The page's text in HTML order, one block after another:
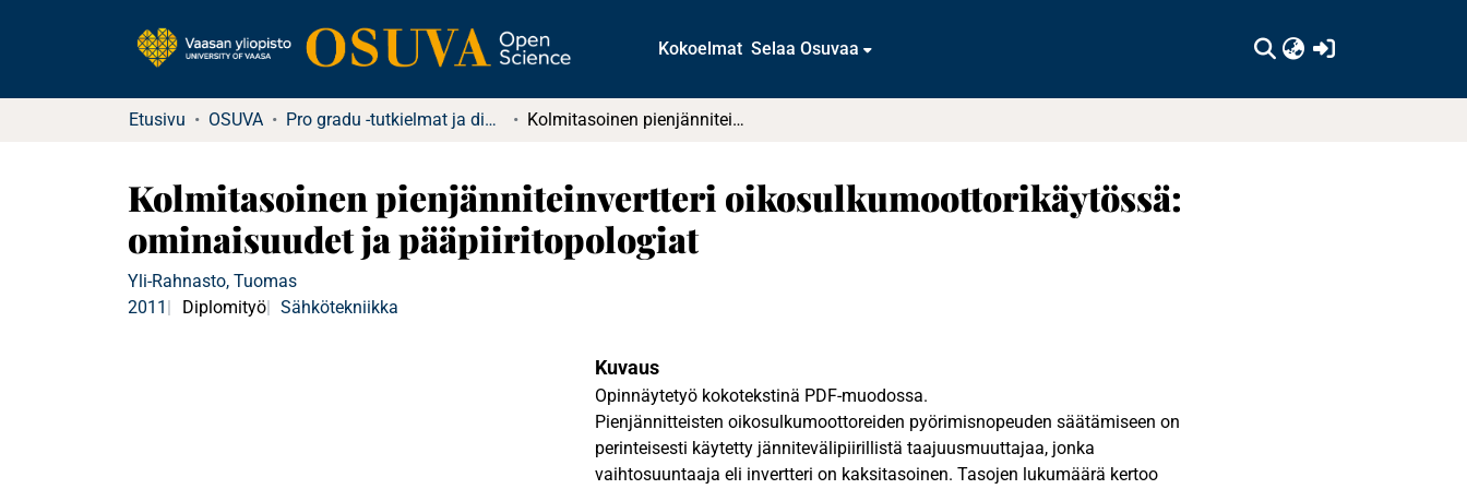
Kokoelmat Selaa Osuvaa
Etusivu OSUVA Pro gradu -tutkielmat ja diplomityöt (rajattu saatavuus) Kolmitasoinen pienjänniteinvertteri oikosulkumoottorikäytössä: ominaisuudet ja pääpiiritopologiat
Kolmitasoinen pienjänniteinvertteri oikosulkumoottorikäytössä:
ominaisuudet ja pääpiiritopologiat
Yli-Rahnasto, Tuomas
2011
Diplomityö Sähkötekniikka
Kuvaus
Opinnäytetyö kokotekstinä PDF-muodossa.
Pienjännitteisten oikosulkumoottoreiden pyörimisnopeuden säätämiseen on
perinteisesti käytetty jännitevälipiirillistä taajuusmuuttajaa, jonka
vaihtosuuntaaja eli invertteri on kaksitasoinen. Tasojen lukumäärä kertoo